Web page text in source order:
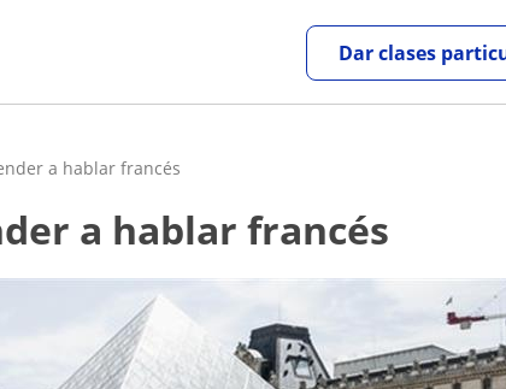
Dar clases
a hablar francés
a hablar francés